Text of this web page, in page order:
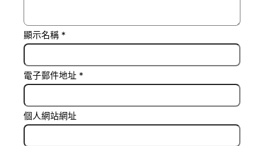
顯示名稱 *
電子郵件地址 *
個人網站網址